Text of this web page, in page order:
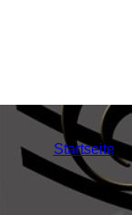
Startseite